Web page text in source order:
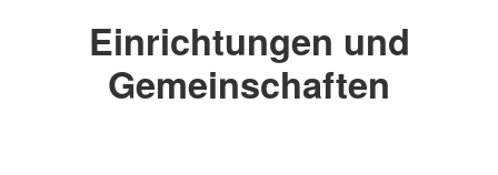
Einrichtungen und
Gemeinschaften